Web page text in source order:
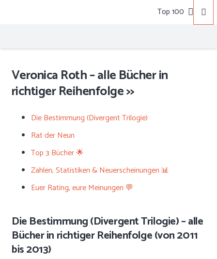
Top 100
Veronica Roth – alle Bücher in
richtiger Reihenfolge >>
Die Bestimmung (Divergent Trilogie)
Rat der Neun
Top 3 Bücher 🌟
Zahlen, Statistiken & Neuerscheinungen 📊
Euer Rating, eure Meinungen 💬
Die Bestimmung (Divergent Trilogie) – alle
Bücher in richtiger Reihenfolge (von 2011
bis 2013)